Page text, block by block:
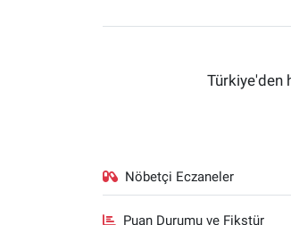
Türkiye'den
Nöbetçi Eczaneler
Puan Durumu ve Fikstür